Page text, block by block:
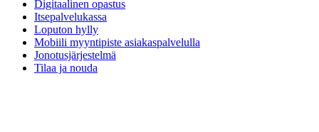
Digitaalinen opastus
Itsepalvelukassa
Loputon hylly
Mobiili myyntipiste asiakaspalvelulla
Jonotusjärjestelmä
Tilaa ja nouda